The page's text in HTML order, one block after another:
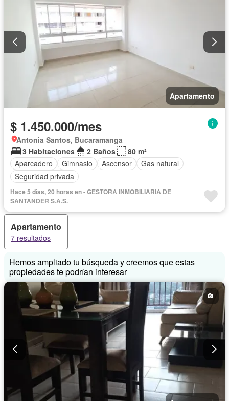
Apartamento
$ 1.450.000/mes
Antonia Santos, Bucaramanga
3 Habitaciones
2 Baños
80 m²
Aparcadero
Gimnasio Ascensor
Gas natural
Seguridad privada
Hace 5 días, 20 horas en - GESTORA INMOBILIARIA DE
SANTANDER S.A.S.
Apartamento
7 resultados
Hemos ampliado tu búsqueda y creemos que estas
propiedades te podrían interesar